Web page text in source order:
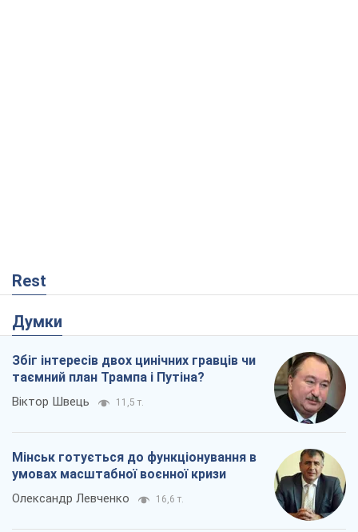
Rest
Думки
Збіг інтересів двох цинічних гравців чи
таємний план Трампа і Путіна?
Віктор Швець 11,5 т.
Мінськ готується до функціонування в
умовах масштабної воєнної кризи
Олександр Левченко 16,6 т.